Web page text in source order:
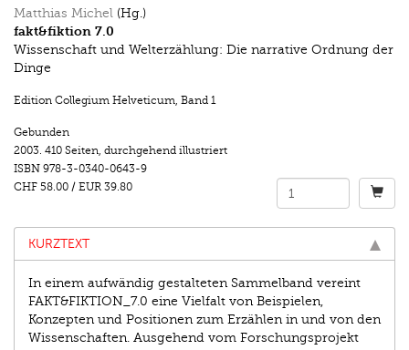
Matthias Michel (Hg.)
fakt&fiktion 7.0
Wissenschaft und Welterzählung: Die narrative Ordnung der
Dinge
Edition Collegium Helveticum, Band 1
Gebunden
2003. 410 Seiten, durchgehend illustriert
ISBN 978-3-0340-0643-9
CHF 58.00 / EUR 39.80
KURZTEXT
In einem aufwändig gestalteten Sammelband vereint
FAKT&FIKTION_7.0 eine Vielfalt von Beispielen,
Konzepten und Positionen zum Erzählen in und von den
Wissenschaften. Ausgehend vom Forschungsprojekt